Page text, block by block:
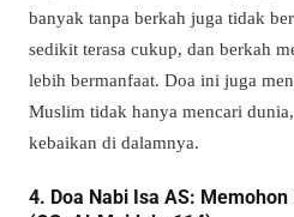
banyak tanpa berkah juga tidak
sedikit terasa cukup, dan berkah
lebih bermanfaat. Doa ini juga
Muslim tidak hanya mencari
kebaikan di dalamnya.
4. Doa Nabi Isa AS: